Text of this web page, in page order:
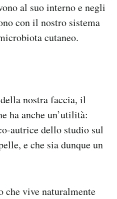
al suo interno e negli
con il nostro sistema
cutaneo.
nostra faccia, il
ha anche un’utilità:
autrice dello studio sul
e che sia dunque un
che vive naturalmente